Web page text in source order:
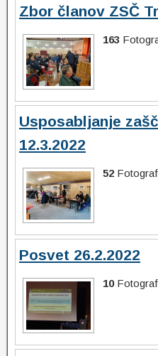
Zbor članov ZSČ
163
Usposabljanje
12.3.2022
52
Posvet 26.2.2022
10